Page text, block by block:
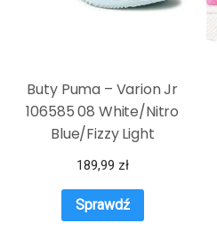
Buty Puma – Varion Jr
106585 08 White/Nitro
Blue/Fizzy Light
189,99 zł
Sprawdź